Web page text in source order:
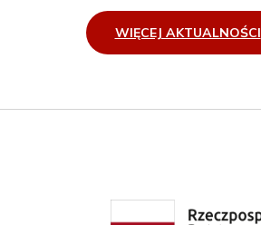
WIĘCEJ AKTUALNOŚCI